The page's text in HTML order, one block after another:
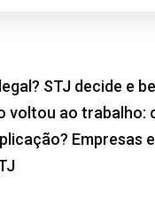
STJ decide e
voltou ao trabalho: